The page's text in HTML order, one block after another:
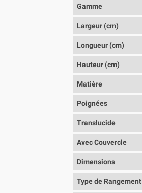
Gamme
Largeur (cm)
Longueur (cm)
Hauteur (cm)
Matière
Poignées
Translucide
Avec Couvercle
Dimensions
Type de Rangement